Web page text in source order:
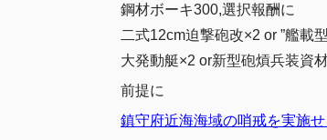
鋼材ボーキ300,選択報酬に
二式12cm迫撃砲改×2 or ”艦載
大発動艇×2 or新型砲熕兵装資
前提に
鎮守府近海海域の哨戒を実施せ